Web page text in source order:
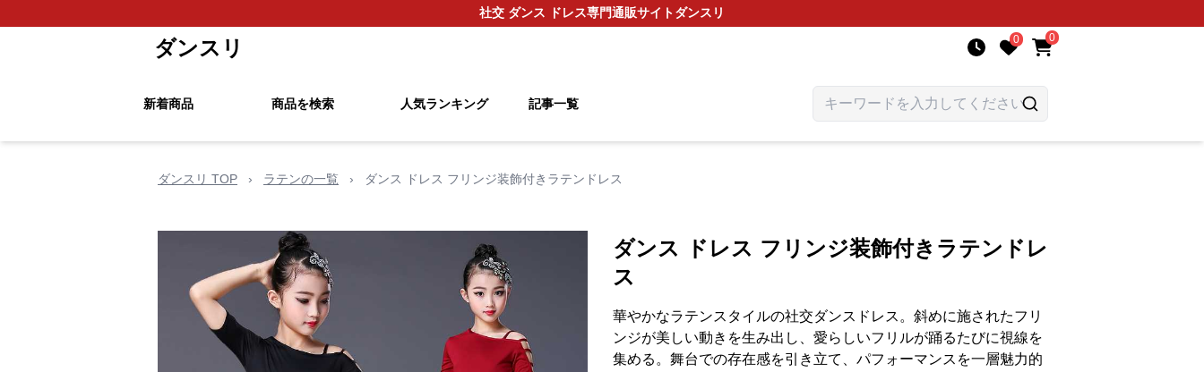
社交 ダンス ドレス専門通販サイトダンスリ
ダンスリ 0 0
新着商品 商品を検索 人気ランキング 記事一覧
ダンスリ TOP › ラテンの一覧 › ダンス ドレス フリンジ装飾付きラテンドレス
ダンス ドレス フリンジ装飾付きラテンドレ
ス
華やかなラテンスタイルの社交ダンスドレス。斜めに施されたフリ
ンジが美しい動きを生み出し、愛らしいフリルが踊るたびに視線を
集める。舞台での存在感を引き立て、パフォーマンスを一層魅力的